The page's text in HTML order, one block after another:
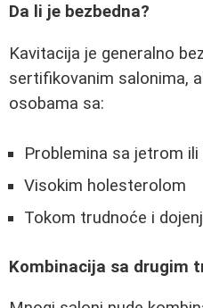
Da li je bezbedna?
Kavitacija je generalno
sertifikovanim salonima,
osobama sa:
Problemina sa jetrom ili
Visokim holesterolom
Tokom trudnoće i
Kombinacija sa drugim